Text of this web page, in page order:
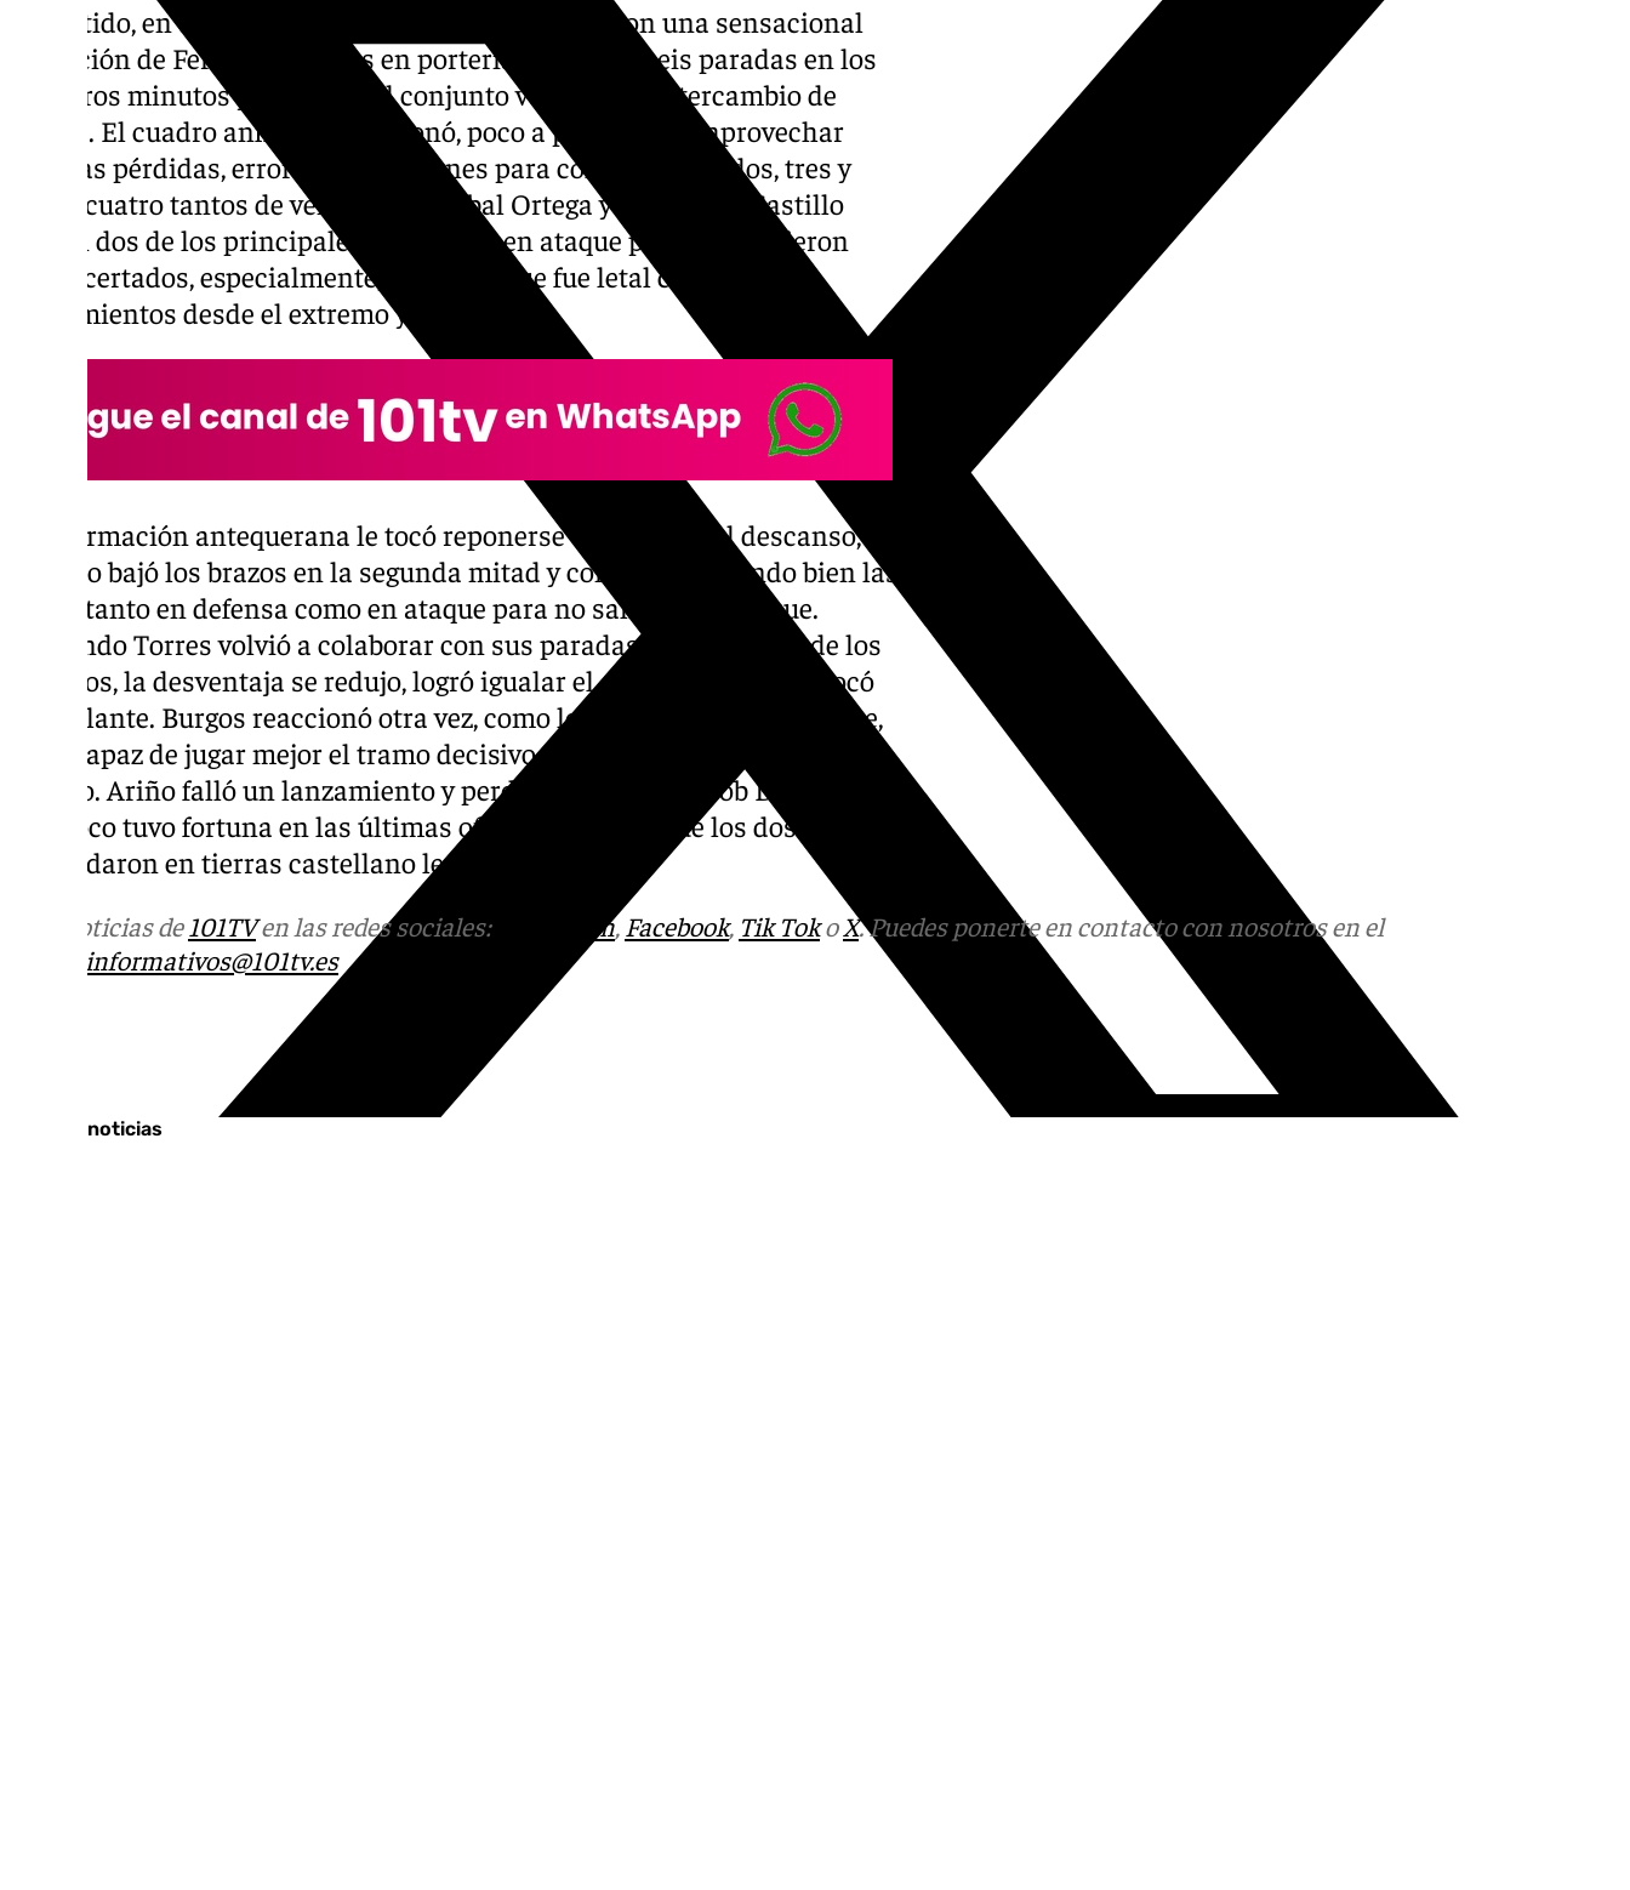
El partido, en el Polideportivo El Plantío, arrancó con una sensacional
actuación de Fernando Torres en portería. Acumuló seis paradas en los
primeros minutos y mantuvo al conjunto verde en el intercambio de
golpes. El cuadro anfitrión se entonó, poco a poco, y supo aprovechar
algunas pérdidas, errores y exclusiones para colocarse con dos, tres y
hasta cuatro tantos de ventaja. Cristóbal Ortega y Nacho del Castillo
fueron dos de los principales receptores en ataque porque estuvieron
muy acertados, especialmente, el último que fue letal con sus
lanzamientos desde el extremo y de 7 metros.
A la formación antequerana le tocó reponerse de un 16-12 al descanso,
pero no bajó los brazos en la segunda mitad y continuó haciendo bien las
cosas tanto en defensa como en ataque para no salirse del choque.
Fernando Torres volvió a colaborar con sus paradas y, con el paso de los
minutos, la desventaja se redujo, logró igualar el electrónico y se colocó
por delante. Burgos reaccionó otra vez, como lo hizo en la primera parte,
y fue capaz de jugar mejor el tramo decisivo y, sobre todo, con más
acierto. Ariño falló un lanzamiento y perdió un balón y Jacob Díaz
tampoco tuvo fortuna en las últimas ofensivas, por lo que los dos puntos
se quedaron en tierras castellano leonesas (33-29).
Más noticias de 101TVen las redes sociales: Instagram, Facebook, Tik TokoX. Puedes ponerte en contacto con nosotros en el
informativos@101tv.es
Últimas noticias